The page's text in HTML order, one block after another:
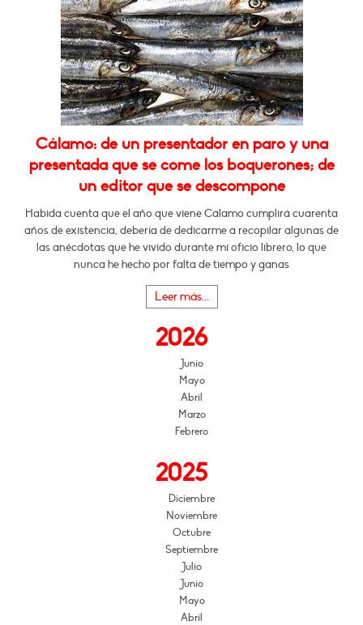
Cálamo: de un presentador en paro y una
presentada que se come los boquerones; de
un editor que se descompone
Habida cuenta que el año que viene Cálamo cumplirá cuarenta
años de existencia, debería de dedicarme a recopilar algunas de
las anécdotas que he vivido durante mi oficio librero, lo que
nunca he hecho por falta de tiempo y ganas
Leer más...
2026
Junio
Mayo
Abril
Marzo
Febrero
2025
Diciembre
Noviembre
Octubre
Septiembre
Julio
Junio
Mayo
Abril